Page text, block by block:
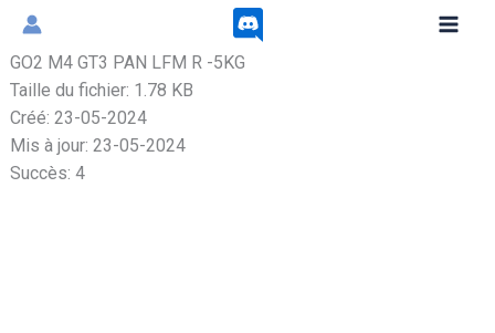
Aller
contenu
GO2 M4 GT3 PAN LFM R -5KG
Taille du fichier: 1.78 KB
Créé: 23-05-2024
Mis à jour: 23-05-2024
Succès: 4